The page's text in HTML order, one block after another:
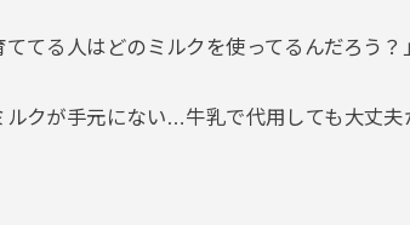
てる人はどのミルクを使ってるんだろう？
クが手元にない…牛乳で代用しても大丈夫